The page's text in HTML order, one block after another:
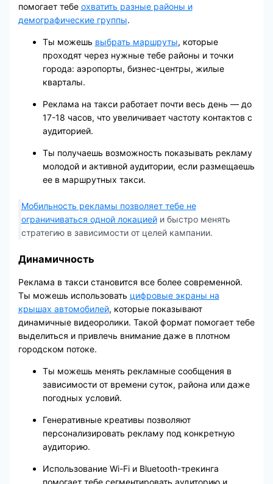
помогает тебе охватить разные районы и
демографические группы.
Ты можешь выбрать маршруты, которые
проходят через нужные тебе районы и точки
города: аэропорты, бизнес-центры, жилые
кварталы.
Реклама на такси работает почти весь день — до
17-18 часов, что увеличивает частоту контактов с
аудиторией.
Ты получаешь возможность показывать рекламу
молодой и активной аудитории, если размещаешь
ее в маршрутных такси.
Мобильность рекламы позволяет тебе не
ограничиваться одной локациейи быстро менять
стратегию в зависимости от целей кампании.
Динамичность
Реклама в такси становится все более современной.
Ты можешь использовать цифровые экраны на
крышах автомобилей, которые показывают
динамичные видеоролики. Такой формат помогает тебе
выделиться и привлечь внимание даже в плотном
городском потоке.
Ты можешь менять рекламные сообщения в
зависимости от времени суток, района или даже
погодных условий.
Генеративные креативы позволяют
персонализировать рекламу под конкретную
аудиторию.
Использование Wi-Fi и Bluetooth-трекинга
помогает тебе сегментировать аудиторию и